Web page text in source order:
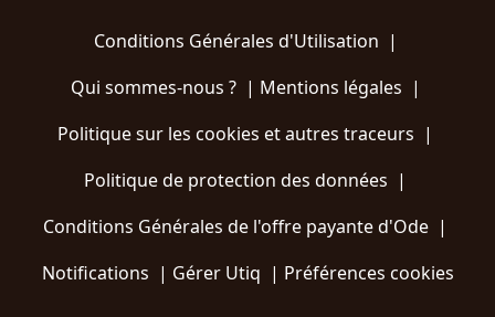
Conditions Générales d'Utilisation |
Qui sommes-nous ?| Mentions légales |
Politique sur les cookies et autres traceurs |
Politique de protection des données |
Conditions Générales de l'offre payante d'Ode |
Notifications | Gérer Utiq | Préférences cookies